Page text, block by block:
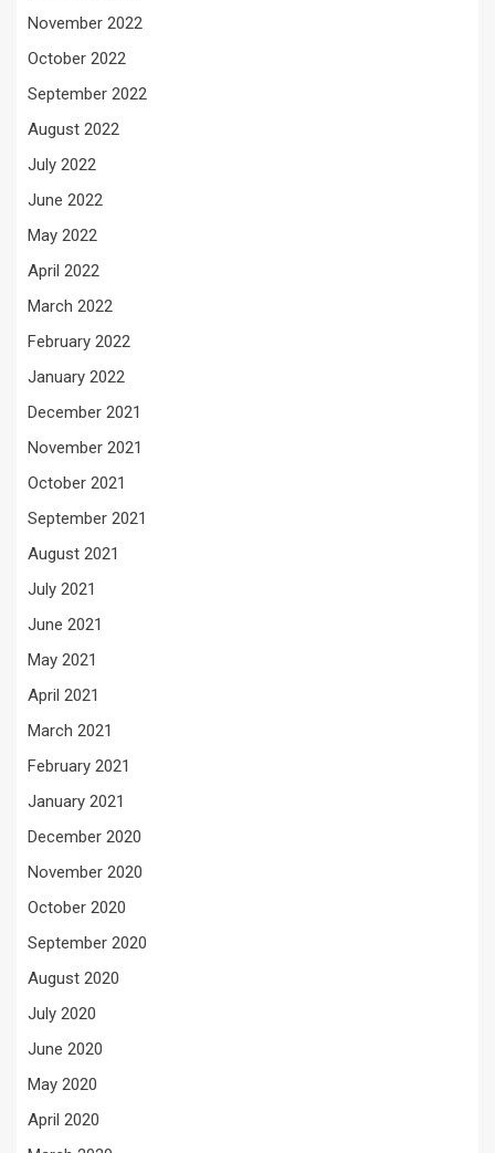
November 2022
October 2022
September 2022
August 2022
July 2022
June 2022
May 2022
April 2022
March 2022
February 2022
January 2022
December 2021
November 2021
October 2021
September 2021
August 2021
July 2021
June 2021
May 2021
April 2021
March 2021
February 2021
January 2021
December 2020
November 2020
October 2020
September 2020
August 2020
July 2020
June 2020
May 2020
April 2020